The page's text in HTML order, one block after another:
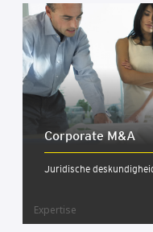
Cor­po­ra­te M&A
Juridische
Expertise